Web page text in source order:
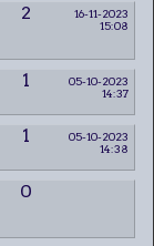
2
16-11-2023
15:08
1
05-10-2023
14:37
1
05-10-2023
14:38
0